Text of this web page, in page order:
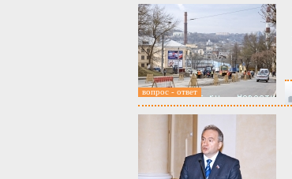
вопрос - ответ